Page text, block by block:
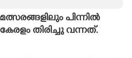
പിന്നിൽ
തിരിച്ചു വന്നത്.